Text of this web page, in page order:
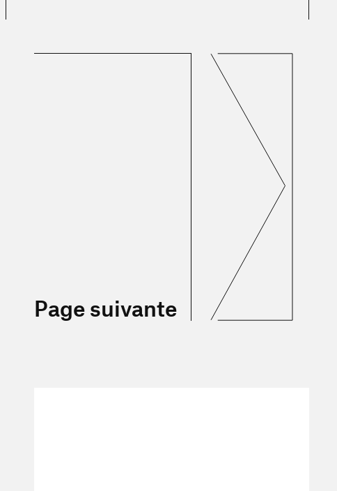
Page suivante